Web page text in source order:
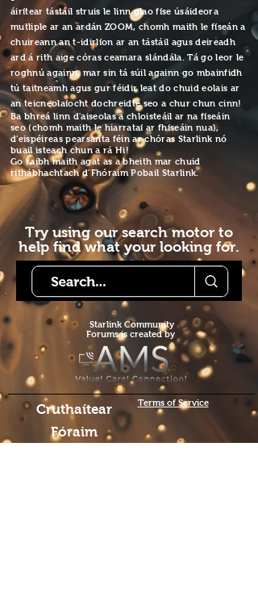
áirítear tástáil struis le linn glao físe úsáideora
mutliple ar an ardán ZOOM, chomh maith le físeán a
chuireann an t-idirlíon ar an tástáil agus deireadh
ard á rith aige córas ceamara slándála. Tá go leor le
roghnú againn, mar sin tá súil againn go mbainfidh
tú taitneamh agus gur féidir leat do chuid eolais ar
an teicneolaíocht dochreidte seo a chur chun cinn!
Ba bhreá linn d'aiseolas a chloisteáil ar na físeáin
seo (chomh maith le hiarrataí ar fhíseáin nua),
d'eispéireas pearsanta féin ar chóras Starlink nó
buail isteach chun a rá Hi!
Go raibh maith agat as a bheith mar chuid
ríthábhachtach d’Fhóraim Pobail Starlink.
Try using our search motor to
help find what your looking for.
Starlink Community
Forums is created by
Cruthaítear
Fóraim
Terms of Service